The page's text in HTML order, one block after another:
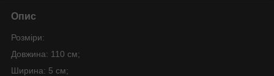
Опис
Розміри:
Довжина: 110 см;
Ширина: 5 см;